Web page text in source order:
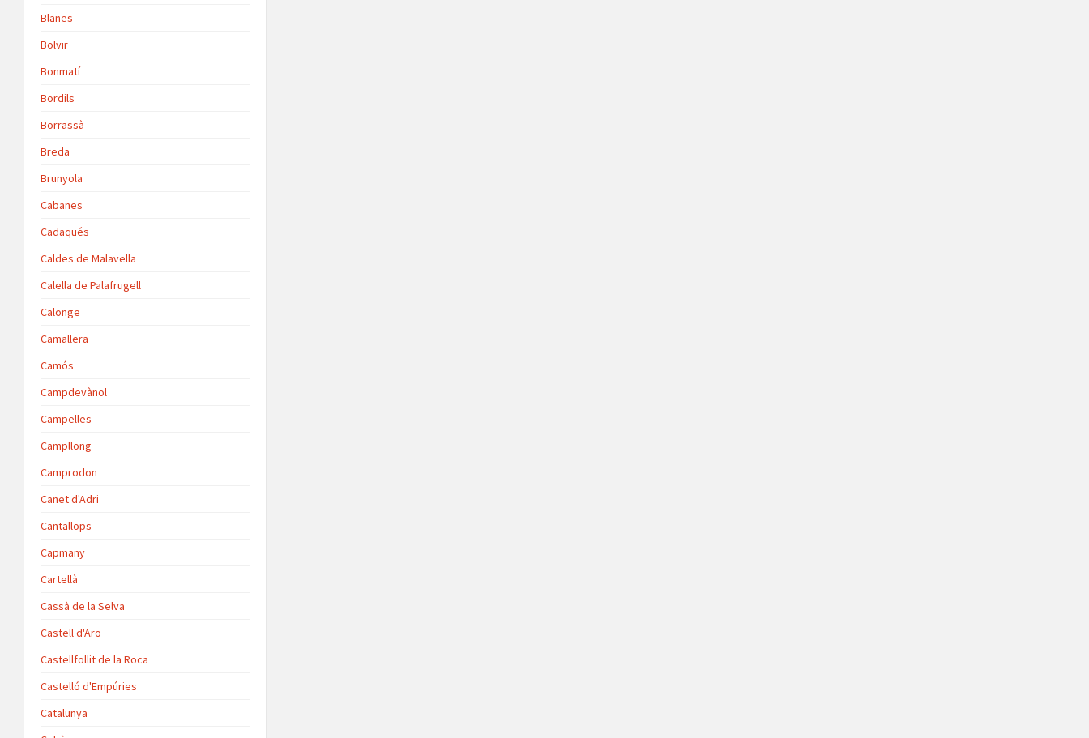
Blanes
Bolvir
Bonmatí
Bordils
Borrassà
Breda
Brunyola
Cabanes
Cadaqués
Caldes de Malavella
Calella de Palafrugell
Calonge
Camallera
Camós
Campdevànol
Campelles
Campllong
Camprodon
Canet d'Adri
Cantallops
Capmany
Cartellà
Cassà de la Selva
Castell d'Aro
Castellfollit de la Roca
Castelló d'Empúries
Catalunya